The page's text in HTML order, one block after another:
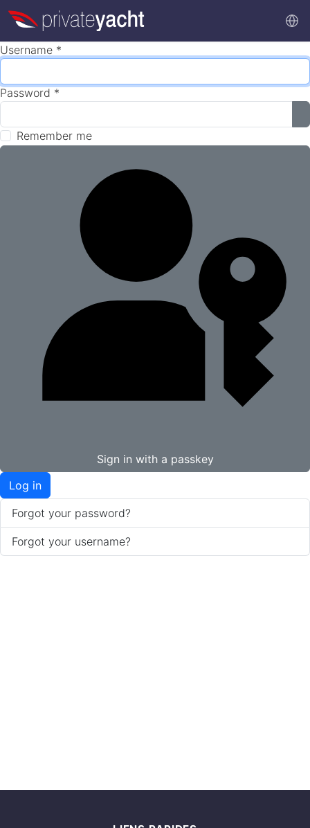
Username *
Password *
Remember me
Sign in with a passkey
Log in
Forgot your password?
Forgot your username?